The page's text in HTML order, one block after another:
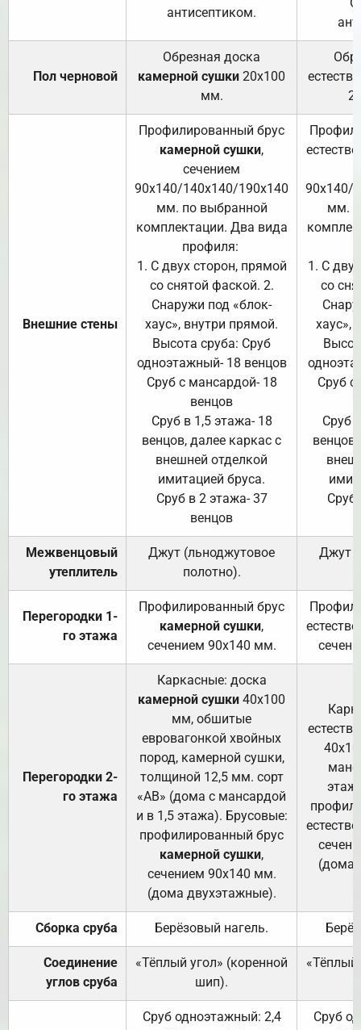
антисептиком.
Пол черновой
Обрезная доска
камерной сушки 20х100
мм.
Внешние стены
Профилированный брус
камерной сушки,
сечением
90х140/140х140/190х140
мм. по выбранной
комплектации. Два вида
профиля:
1. С двух сторон, прямой
со снятой фаской. 2.
Снаружи под «блок-
хаус», внутри прямой.
Высота сруба: Сруб
одноэтажный- 18 венцов
Сруб с мансардой- 18
венцов
Сруб в 1,5 этажа- 18
венцов, далее каркас с
внешней отделкой
имитацией бруса.
Сруб в 2 этажа- 37
венцов
90х140/
мм.
1. С
со
хаус»,
Сруб с
Сруб
Сруб
Межвенцовый
утеплитель
Джут (льноджутовое
полотно).
Джут
Перегородки 1-
го этажа
Профилированный брус
камерной сушки,
сечением 90х140 мм.
Перегородки 2-
го этажа
Каркасные: доска
камерной сушки 40х100
мм, обшитые
евровагонкой хвойных
пород, камерной сушки,
толщиной 12,5 мм. сорт
«АВ» (дома с мансардой
и в 1,5 этажа). Брусовые:
профилированный брус
камерной сушки,
сечением 90х140 мм.
(дома двухэтажные).
(дома
Сборка сруба Берёзовый нагель.
Соединение
углов сруба
«Тёплый угол» (коренной
шип).
«Тёплый
Сруб одноэтажный: 2,4
Сруб